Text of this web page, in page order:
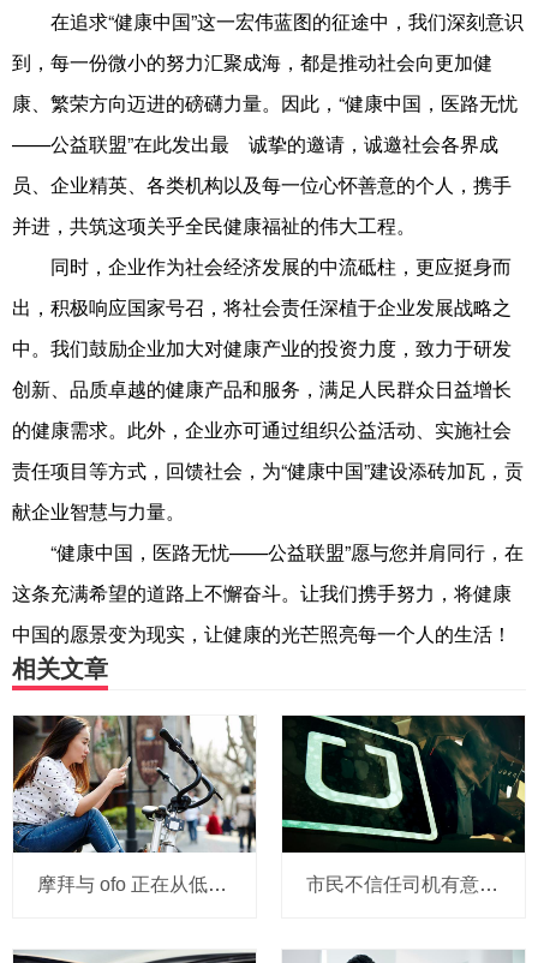
在追求“健康中国”这一宏伟蓝图的征途中，我们深刻意识
到，每一份微小的努力汇聚成海，都是推动社会向更加健
康、繁荣方向迈进的磅礴力量。因此，“健康中国，医路无忧
——公益联盟”在此发出最 诚挚的邀请，诚邀社会各界成
员、企业精英、各类机构以及每一位心怀善意的个人，携手
并进，共筑这项关乎全民健康福祉的伟大工程。
同时，企业作为社会经济发展的中流砥柱，更应挺身而
出，积极响应国家号召，将社会责任深植于企业发展战略之
中。我们鼓励企业加大对健康产业的投资力度，致力于研发
创新、品质卓越的健康产品和服务，满足人民群众日益增长
的健康需求。此外，企业亦可通过组织公益活动、实施社会
责任项目等方式，回馈社会，为“健康中国”建设添砖加瓦，贡
献企业智慧与力量。
“健康中国，医路无忧——公益联盟”愿与您并肩同行，在
这条充满希望的道路上不懈奋斗。让我们携手努力，将健康
中国的愿景变为现实，让健康的光芒照亮每一个人的生活！
相关文章
摩拜与 ofo 正在从低端出发颠覆滴滴？三家的机会与风险 市民不信任司机有意见，Uber的匹兹堡自动驾驶路试难度不小，路况也来捣乱